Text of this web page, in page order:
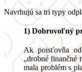
Navrhujú sa tri typy
1) Dobrovoľný
Ak poisťovňa
„drobné finančné
mala problém s